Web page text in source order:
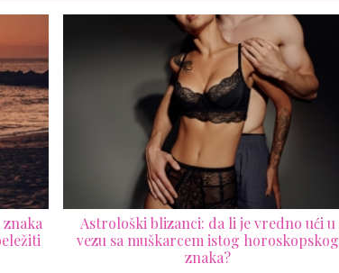
Astrološki blizanci: da li je vredno ući u
vezu sa muškarcem istog horoskopskog
znaka?